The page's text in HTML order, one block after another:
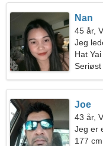
Nan
45 år,
Jeg
Hat
Seriøst
Joe
43 år,
Jeg er
kvinde
177